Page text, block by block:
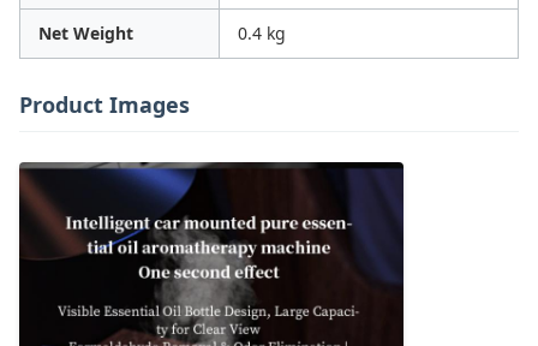
Net Weight 0.4 kg
Product Images